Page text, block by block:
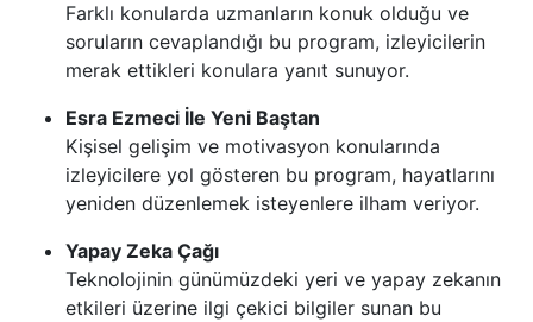
Farklı konularda uzmanların konuk olduğu ve
soruların cevaplandığı bu program, izleyicilerin
merak ettikleri konulara yanıt sunuyor.
Esra Ezmeci İle Yeni Baştan
Kişisel gelişim ve motivasyon konularında
izleyicilere yol gösteren bu program, hayatlarını
yeniden düzenlemek isteyenlere ilham veriyor.
Yapay Zeka Çağı
Teknolojinin günümüzdeki yeri ve yapay zekanın
etkileri üzerine ilgi çekici bilgiler sunan bu